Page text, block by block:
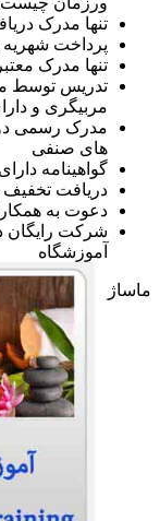
تنها مدرک
پرداخت
تنها مدرک
تدریس توسط
مربیگری و
مدرک رسمی
های صنفی
گواهینامه دارای
دریافت تخفیف
دعوت به
شرکت رایگان
آموزشگاه
ماساژ